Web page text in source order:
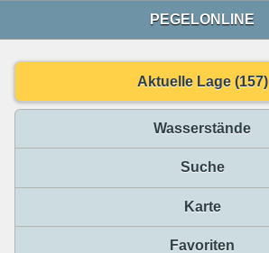
PEGELONLINE
Aktuelle Lage (157)
Wasserstände
Suche
Karte
Favoriten